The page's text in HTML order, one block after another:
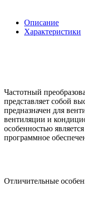
Описание
Характеристики
Частотный
представляет собой
предназначен для
вентиляции и
особенностью
программное
Отличительные